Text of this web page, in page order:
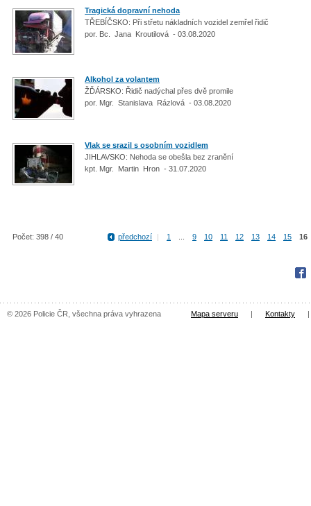
Tragická dopravní nehoda
TŘEBÍČSKO: Při střetu nákladních vozidel zemřel řidič
por. Bc. Jana Kroutilová - 03.08.2020
Alkohol za volantem
ŽĎÁRSKO: Řidič nadýchal přes dvě promile
por. Mgr. Stanislava Rázlová - 03.08.2020
Vlak se srazil s osobním vozidlem
JIHLAVSKO: Nehoda se obešla bez zranění
kpt. Mgr. Martin Hron - 31.07.2020
Počet: 398 / 40 předchozí | 1 9 10 11 12 13 14 15 16
© 2026 Policie ČR, všechna práva vyhrazena Mapa serveru | Kontakty |